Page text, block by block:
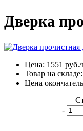
Дверка
Цена: 1551
Товар на складе:
Цена
-